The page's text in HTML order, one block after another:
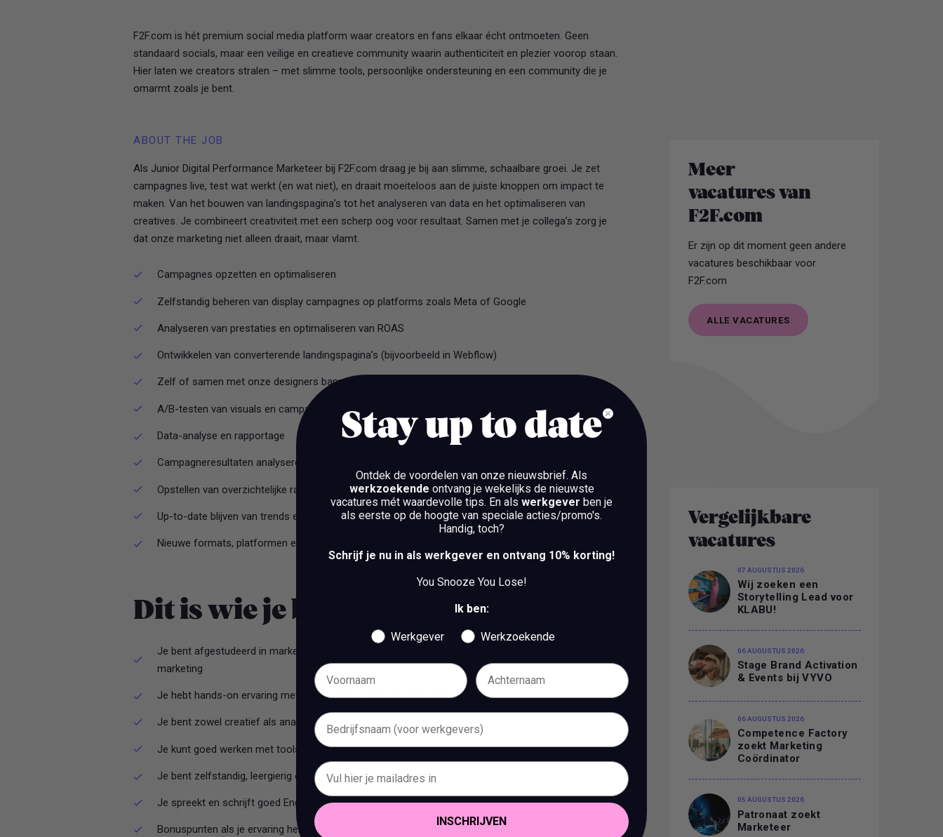
F2F.com is hét premium social media platform waar creators en fans elkaar écht ontmoeten. Geen
standaard socials, maar een veilige en creatieve community waarin authenticiteit en plezier voorop staan.
Hier laten we creators stralen – met slimme tools, persoonlijke ondersteuning en een community die je
omarmt zoals je bent.
ABOUT THE JOB
Als Junior Digital Performance Marketeer bij F2F.com draag je bij aan slimme, schaalbare groei. Je zet
campagnes live, test wat werkt (en wat niet), en draait moeiteloos aan de juiste knoppen om impact te
maken. Van het bouwen van landingspagina’s tot het analyseren van data en het optimaliseren van
creatives. Je combineert creativiteit met een scherp oog voor resultaat. Samen met je collega’s zorg je
dat onze marketing niet alleen draait, maar vlamt.
Campagnes opzetten en optimaliseren
Zelfstandig beheren van display campagnes op platforms zoals Meta of Google
Analyseren van prestaties en optimaliseren van ROAS
Ontwikkelen van converterende landingspagina’s (bijvoorbeeld in Webflow)
Zelf of samen met onze designers banners, visuals en korte video’s maken
A/B-testen van visuals en campagnes
Data-analyse en rapportage
Campagneresultaten analyseren en omzetten in concrete converterende campagnes
Opstellen van overzichtelijke rapportages voor het team
Up-to-date blijven van trends en innovaties binnen performance marketing
Nieuwe formats, platformen en workflows testen en voorstellen doen voor verbetering
Dit is wie je bent
Je bent afgestudeerd in marketing, business, data science of hebt +/- twee jaar ervaring in digital
marketing
Je hebt hands-on ervaring met display advertising en performance tools
Je bent zowel creatief als analytisch
Je kunt goed werken met tools zoals Webflow, Figma, Meta Ads Manager en Google Analytics
Je bent zelfstandig, leergierig en houdt van aanpakken
Je spreekt en schrijft goed Engels
Bonuspunten als je ervaring hebt met DSP’s of de adult sector
Meer
vacatures van
F2F.com
Er zijn op dit moment geen andere
vacatures beschikbaar voor
F2F.com
ALLE VACATURES
Vergelijkbare
vacatures
07 AUGUSTUS 2026
Wij zoeken een
Storytelling Lead voor
KLABU!
06 AUGUSTUS 2026
Stage Brand Activation
& Events bij VYVO
06 AUGUSTUS 2026
Competence Factory
zoekt Marketing
Coördinator
05 AUGUSTUS 2026
Patronaat zoekt
Marketeer
Stay up to date
Ontdek de voordelen van onze nieuwsbrief. Als
werkzoekende ontvang je wekelijks de nieuwste
vacatures mét waardevolle tips. En als werkgever ben je
als eerste op de hoogte van speciale acties/promo's.
Handig, toch?
Schrijf je nu in als werkgever en ontvang 10% korting!
You Snooze You Lose!
Ik ben:
Werkgever Werkzoekende
INSCHRIJVEN